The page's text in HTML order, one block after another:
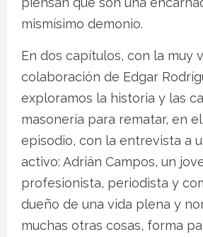
mismísimo demonio.
En dos capítulos, con la muy
colaboración de Edgar
exploramos la historia y las
masonería para rematar, en
episodio, con la entrevista a
activo: Adrián Campos, un
profesionista, periodista y
dueño de una vida plena y
muchas otras cosas, forma